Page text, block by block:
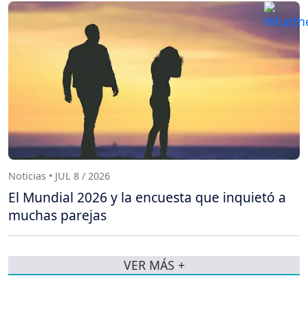
Noticias • JUL 8 / 2026
El Mundial 2026 y la encuesta que inquietó a
muchas parejas
VER MÁS +